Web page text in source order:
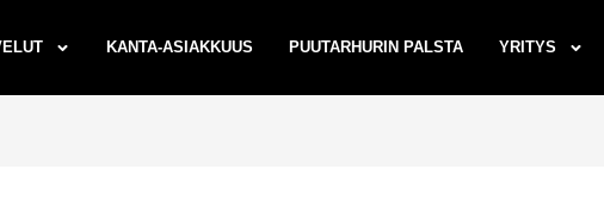
KANTA-ASIAKKUUS PUUTARHURIN PALSTA YRITYS